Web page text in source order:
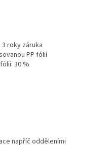
3 roky záruka
PP fólií
30 %
napříč odděleními